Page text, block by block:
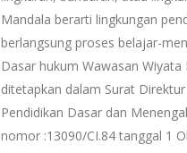
Mandala berarti lingkungan
berlangsung proses belajar-
Dasar hukum Wawasan Wiyata
ditetapkan dalam Surat Direktur
Pendidikan Dasar dan
nomor :13090/CI.84 tanggal 1